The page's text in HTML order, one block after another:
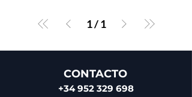
1/ 1
CONTACTO
+34 952 329 698